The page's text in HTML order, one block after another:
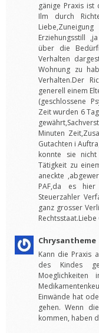
gänige Praxis
Ilm durch
Erziehungsstill
über die
Verhalten
Wohnung zu
Verhalten.Der
generell einem
(geschlossene
Zeit wurden 6
Minuten
Gutachten i
konnte sie
Tätigkeit zu
aneckte
PAF,da es
Steuerzahler
ganz grosser
Chrysantheme
Kann die Praxis
des Kindes
Einwände hat
gehen. Wenn
kommen, haben